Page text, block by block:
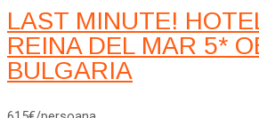
LAST MINUTE!
REINA DEL MAR 5*
BULGARIA